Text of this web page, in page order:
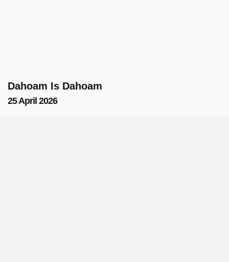
Dahoam Is Dahoam
25 April 2026